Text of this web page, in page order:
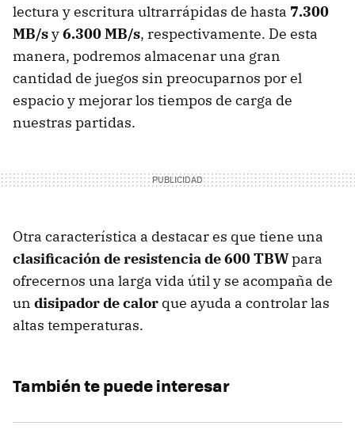
lectura y escritura ultrarrápidas de hasta 7.300
MB/sy6.300 MB/s, respectivamente. De esta
manera, podremos almacenar una gran
cantidad de juegos sin preocuparnos por el
espacio y mejorar los tiempos de carga de
nuestras partidas.
Otra característica a destacar es que tiene una
clasificación de resistencia de 600 TBWpara
ofrecernos una larga vida útil y se acompaña de
un disipador de calor que ayuda a controlar las
altas temperaturas.
También te puede interesar